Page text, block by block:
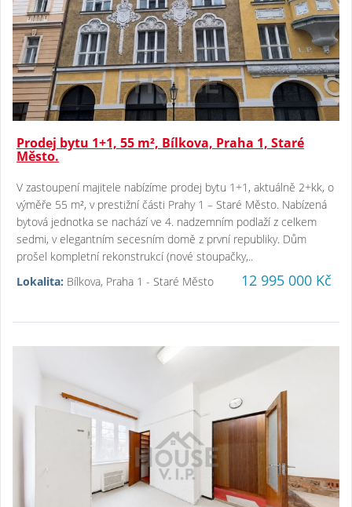
Prodej bytu 1+1, 55 m², Bílkova, Praha 1, Staré
Město.
V zastoupení majitele nabízíme prodej bytu 1+1, aktuálně 2+kk, o
výměře 55 m², v prestižní části Prahy 1 – Staré Město. Nabízená
bytová jednotka se nachází ve 4. nadzemním podlaží z celkem
sedmi, v elegantním secesním domě z první republiky. Dům
prošel kompletní rekonstrukcí (nové stoupačky,..
Lokalita: Bílkova, Praha 1 - Staré Město 12 995 000 Kč